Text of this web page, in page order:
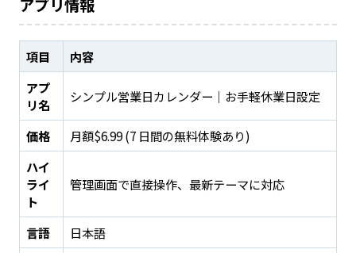
アプリ情報
項目
内容
アプ
リ名
シンプル営業日カレンダー｜お手軽休業日設定
価格
月額$6.99 (7 日間の無料体験あり)
ハイ
ライ
ト
管理画面で直接操作、最新テーマに対応
言語
日本語